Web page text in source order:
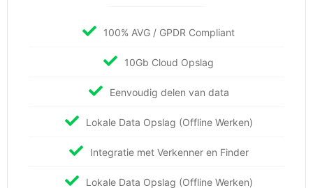
100% AVG / GPDR Compliant
10Gb Cloud Opslag
Eenvoudig delen van data
Lokale Data Opslag (Offline Werken)
Integratie met Verkenner en Finder
Lokale Data Opslag (Offline Werken)